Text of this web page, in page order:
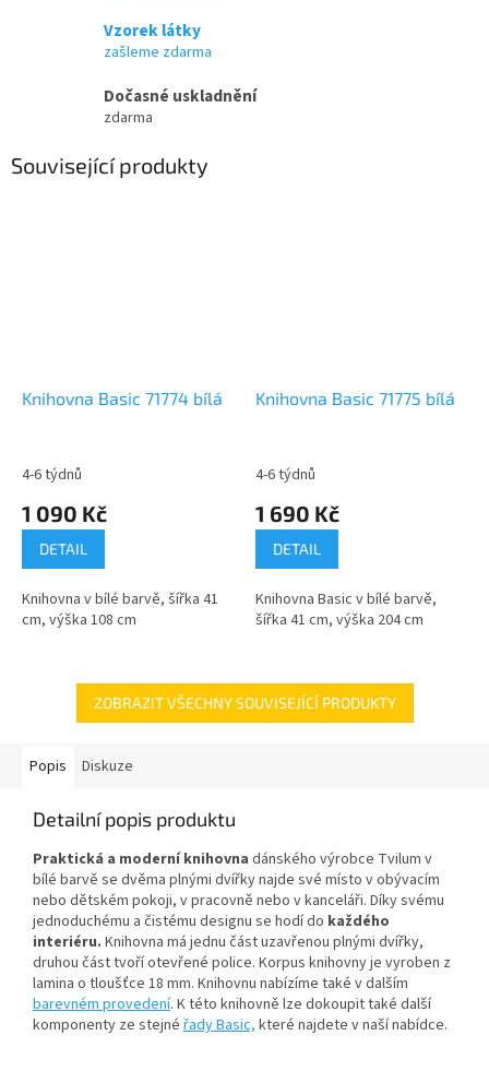
Vzorek látky
zašleme zdarma
Dočasné uskladnění
zdarma
Související produkty
Knihovna Basic 71774 bílá
4-6 týdnů
1 090 Kč
DETAIL
Knihovna v bílé barvě, šířka 41
cm, výška 108 cm
Knihovna Basic 71775 bílá
4-6 týdnů
1 690 Kč
DETAIL
Knihovna Basic v bílé barvě,
šířka 41 cm, výška 204 cm
ZOBRAZIT VŠECHNY SOUVISEJÍCÍ PRODUKTY
Popis Diskuze
Detailní popis produktu
Praktická a moderní knihovna dánského výrobce Tvilum v
bílé barvě se dvěma plnými dvířky najde své místo v obývacím
nebo dětském pokoji, v pracovně nebo v kanceláři. Díky svému
jednoduchému a čistému designu se hodí do každého
interiéru. Knihovna má jednu část uzavřenou plnými dvířky,
druhou část tvoří otevřené police. Korpus knihovny je vyroben z
lamina o tloušťce 18 mm. Knihovnu nabízíme také v dalším
barevném provedení. K této knihovně lze dokoupit také další
komponenty ze stejné řady Basic, které najdete v naší nabídce.